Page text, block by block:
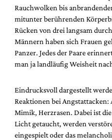
Rauchwolken bis
mitunter berührenden
Rücken von drei langsam
Männern haben sich Frauen
Panzer. Jedes der Paare
man ja landläufig Weisheit
Eindrucksvoll dargestellt
Reaktionen bei
Mimik, Herzrasen. Dabei ist
Licht getaucht, werden
eingespielt oder das